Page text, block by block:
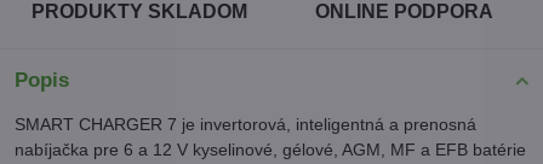
PRODUKTY SKLADOM ONLINE PODPORA
Popis
SMART CHARGER 7 je invertorová, inteligentná a prenosná
nabíjačka pre 6 a 12 V kyselinové, gélové, AGM, MF a EFB batérie